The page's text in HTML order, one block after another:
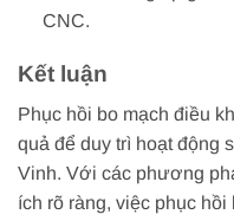
CNC.
Kết luận
Phục hồi bo mạch điều
quả để duy trì hoạt động
Vinh. Với các phương
ích rõ ràng, việc phục